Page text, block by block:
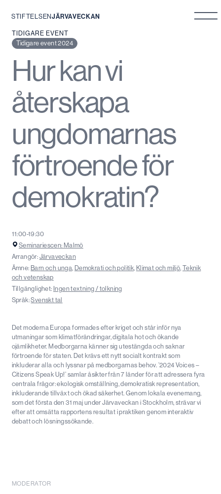
Hoppa
STIFTELSENJÄRVAVECKAN
TIDIGARE EVENT
Tidigare event 2024
Hur kan vi
återskapa
ungdomarnas
förtroende för
demokratin?
11:00-19:30
Seminariescen: Malmö
Arrangör: Järvaveckan
Ämne: Barn och unga, Demokrati och politik, Klimat och miljö, Teknik
och vetenskap
Tillgänglighet: Ingen textning / tolkning
Språk:Svenskt tal
Det moderna Europa formades efter kriget och står inför nya
utmaningar som klimatförändringar, digitala hot och ökande
ojämlikheter. Medborgarna känner sig utestängda och saknar
förtroende för staten. Det krävs ett nytt socialt kontrakt som
inkluderar alla och lyssnar på medborgarnas behov. ’2024 Voices –
Citizens Speak Up!’ samlar åsikter från 7 länder för att adressera fyra
centrala frågor: ekologisk omställning, demokratisk representation,
inkluderande tillväxt och ökad säkerhet. Genom lokala evenemang,
som det första den 31 maj under Järvaveckan i Stockholm, strävar vi
efter att omsätta rapportens resultat i praktiken genom interaktiv
debatt och lösningssökande.
MODERATOR